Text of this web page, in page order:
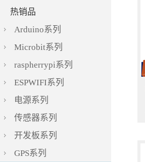
热销品
Arduino系列
Microbit系列
raspherrypi系列
ESPWIFI系列
电源系列
传感器系列
开发板系列
GPS系列